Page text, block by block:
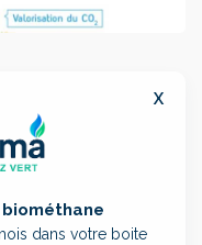
x
dans votre boite